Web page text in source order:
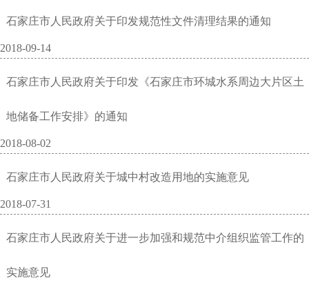
石家庄市人民政府关于印发规范性文件清理结果的通知
2018-09-14
石家庄市人民政府关于印发《石家庄市环城水系周边大片区土
地储备工作安排》的通知
2018-08-02
石家庄市人民政府关于城中村改造用地的实施意见
2018-07-31
石家庄市人民政府关于进一步加强和规范中介组织监管工作的
实施意见